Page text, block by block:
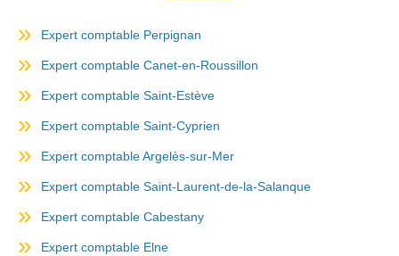
Expert comptable Perpignan
Expert comptable Canet-en-Roussillon
Expert comptable Saint-Estève
Expert comptable Saint-Cyprien
Expert comptable Argelès-sur-Mer
Expert comptable Saint-Laurent-de-la-Salanque
Expert comptable Cabestany
Expert comptable Elne